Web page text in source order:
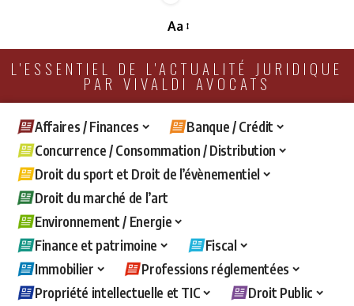
Aa
L'ESSENTIEL DE L'ACTUALITÉ JURIDIQUE
PAR VIVALDI AVOCATS
Affaires / Finances
Banque / Crédit
Concurrence / Consommation / Distribution
Droit du sport et Droit de l’évènementiel
Droit du marché de l’art
Environnement / Energie
Finance et patrimoine
Fiscal
Immobilier
Professions réglementées
Propriété intellectuelle et TIC
Droit Public